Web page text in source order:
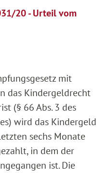
20 - Urteil vom
mit
das Kindergeldrecht
(§ 66 Abs. 3 des
wird das Kindergeld
sechs Monate
in dem der
ist. Die